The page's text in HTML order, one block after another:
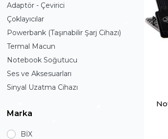
Adaptör - Çevirici
Çoklayıcılar
Powerbank (Taşınabilir Şarj Cihazı)
Termal Macun
Notebook Soğutucu
Ses ve Aksesuarları
Sinyal Uzatma Cihazı
Marka
BİX